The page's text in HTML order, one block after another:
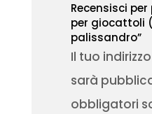
Recensisci
per giocattoli
palissandro”
Il tuo
sarà
obbligatori